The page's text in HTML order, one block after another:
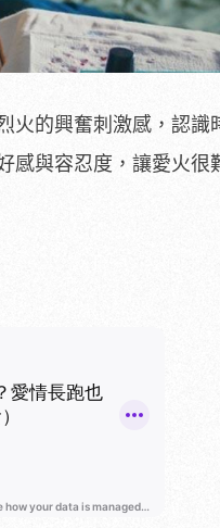
火的興奮刺激感，認識
感與容忍度，讓愛火很